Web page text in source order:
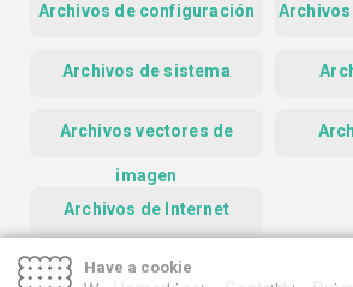
Archivos de configuración
Archivos de sistema
Archivos vectores de
imagen
Archivos de Internet
Have a cookie